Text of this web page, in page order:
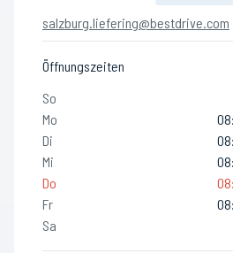
salzburg.liefering@bestdrive.com
Öffnungszeiten
So
Mo
Di
Mi
Do
Fr
Sa